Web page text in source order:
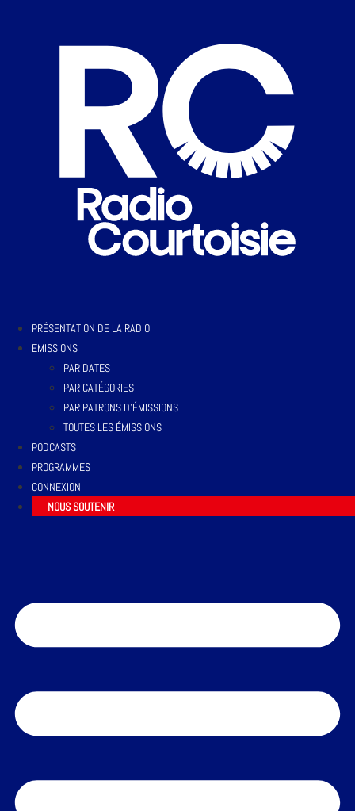
PRÉSENTATION DE LA RADIO
EMISSIONS
PAR DATES
PAR CATÉGORIES
PAR PATRONS D’ÉMISSIONS
TOUTES LES ÉMISSIONS
PODCASTS
PROGRAMMES
CONNEXION
NOUS SOUTENIR